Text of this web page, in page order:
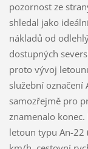
pozornost ze
shledal jako
nákladů od
dostupných
proto vývoj
služební označení
samozřejmě pro
znamenalo
letoun typu An-22